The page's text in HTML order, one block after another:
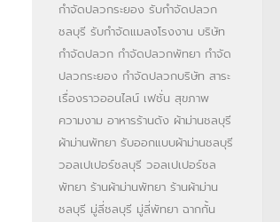
กำจัดปลวกระยอง รับกำจัดปลวก
ชลบุรี รับกำจัดแมลงโรงงาน บริษัท
กำจัดปลวก กำจัดปลวกพัทยา กำจัด
ปลวกระยอง กำจัดปลวกบริษัท สาระ
เรื่องราวออนไลน์ เฟชั่น สุขภาพ
ความงาม อาหารร้านดัง ผ้าม่านชลบุรี
ผ้าม่านพัทยา รับออกแบบผ้าม่านชลบุรี
วอลเปเปอร์ชลบุรี วอลเปเปอร์ชล
พัทยา ร้านผ้าม่านพัทยา ร้านผ้าม่าน
ชลบุรี มู่ลี่ชลบุรี มู่ลี่พัทยา ฉากกั้น